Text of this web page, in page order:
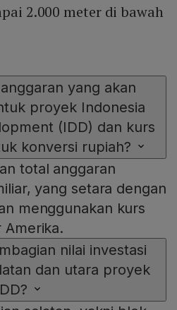
2.000 meter di bawah
yang akan
proyek Indonesia
(IDD) dan kurs
konversi rupiah?
total anggaran
yang setara dengan
menggunakan kurs
Amerika.
nilai investasi
dan utara proyek